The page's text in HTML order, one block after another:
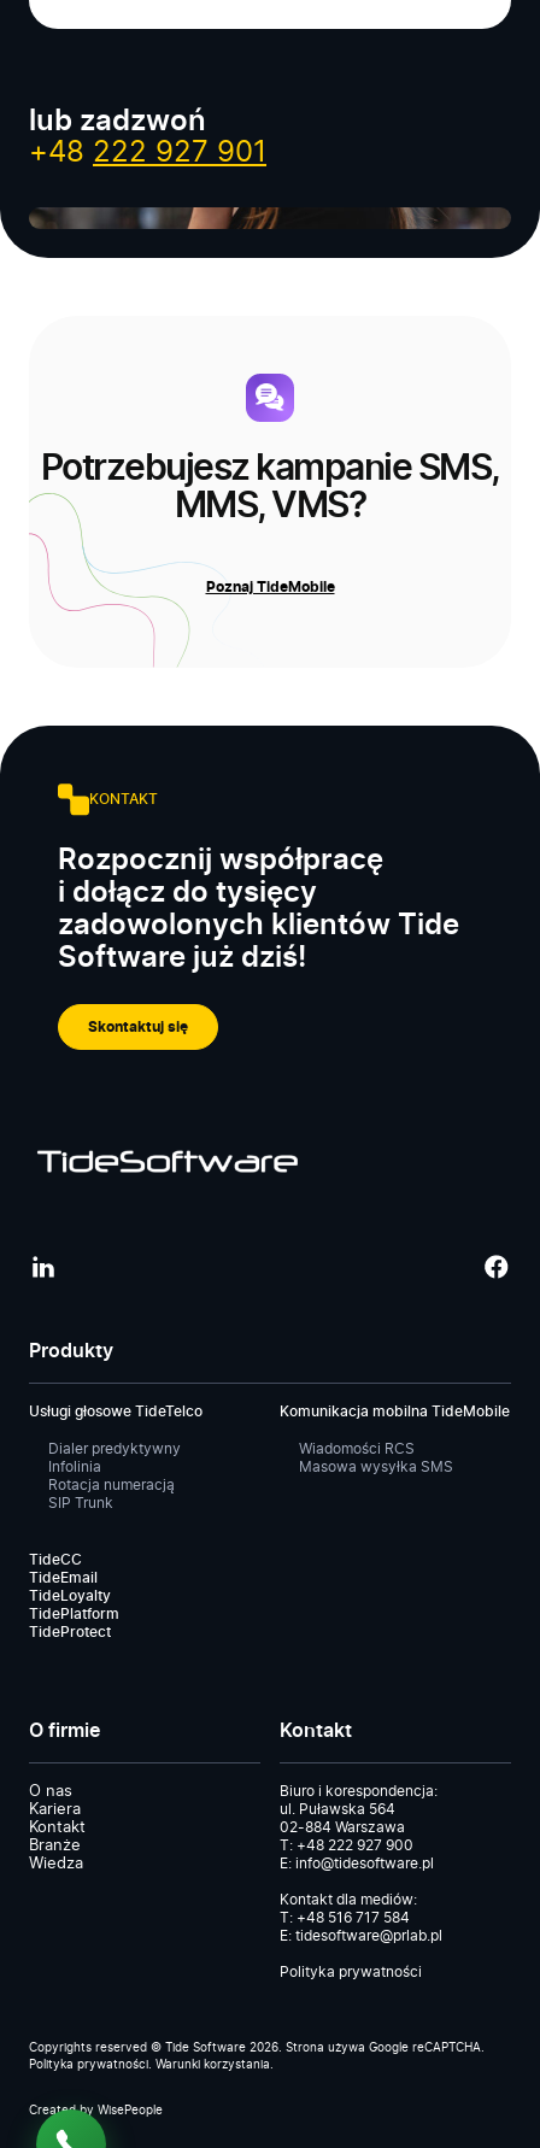
lub zadzwoń
+48 222 927 901
Potrzebujesz kampanie SMS,
MMS, VMS?
Poznaj TideMobile
KONTAKT
Rozpocznij współpracę
i dołącz do tysięcy
zadowolonych klientów Tide
Software już dziś!
Skontaktuj się
Produkty
Usługi głosowe TideTelco
Dialer predyktywny
Infolinia
Rotacja numeracją
SIP Trunk
Komunikacja mobilna TideMobile
Wiadomości RCS
Masowa wysyłka SMS
TideCC
TideEmail
TideLoyalty
TidePlatform
TideProtect
O firmie
O nas
Kariera
Kontakt
Branże
Wiedza
Kontakt
Biuro i korespondencja:
ul. Puławska 564
02-884 Warszawa
T: +48 222 927 900
E: info@tidesoftware.pl
Kontakt dla mediów:
T: +48 516 717 584
E: tidesoftware@prlab.pl
Polityka prywatności
Copyrights reserved © Tide Software 2026. Strona używa Google reCAPTCHA.
Polityka prywatności
Warunki korzystania
Created by WisePeople